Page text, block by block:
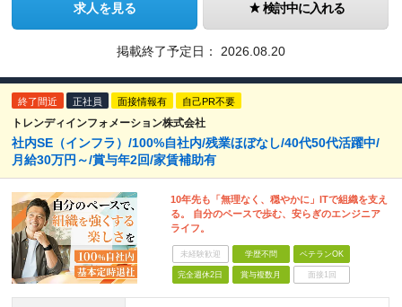
求人を見る 検討中に入れる
掲載終了予定日： 2026.08.20
終了間近 正社員 面接情報有 自己PR不要
トレンディインフォメーション株式会社
社内SE（インフラ）/100%自社内/残業ほぼなし/40代50代活躍中/
月給30万円～/賞与年2回/家賃補助有
10年先も「無理なく、穏やかに」ITで組織を支え
る。 自分のペースで歩む、安らぎのエンジニア
ライフ。
未経験歓迎 学歴不問 ベテランOK
完全週休2日 賞与複数月 面接1回